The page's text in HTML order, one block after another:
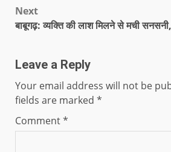
Next
बाबूगढ़: व्यक्ति की लाश मिलने से मची
Leave a Reply
Your email address will not be
fields are marked *
Comment*